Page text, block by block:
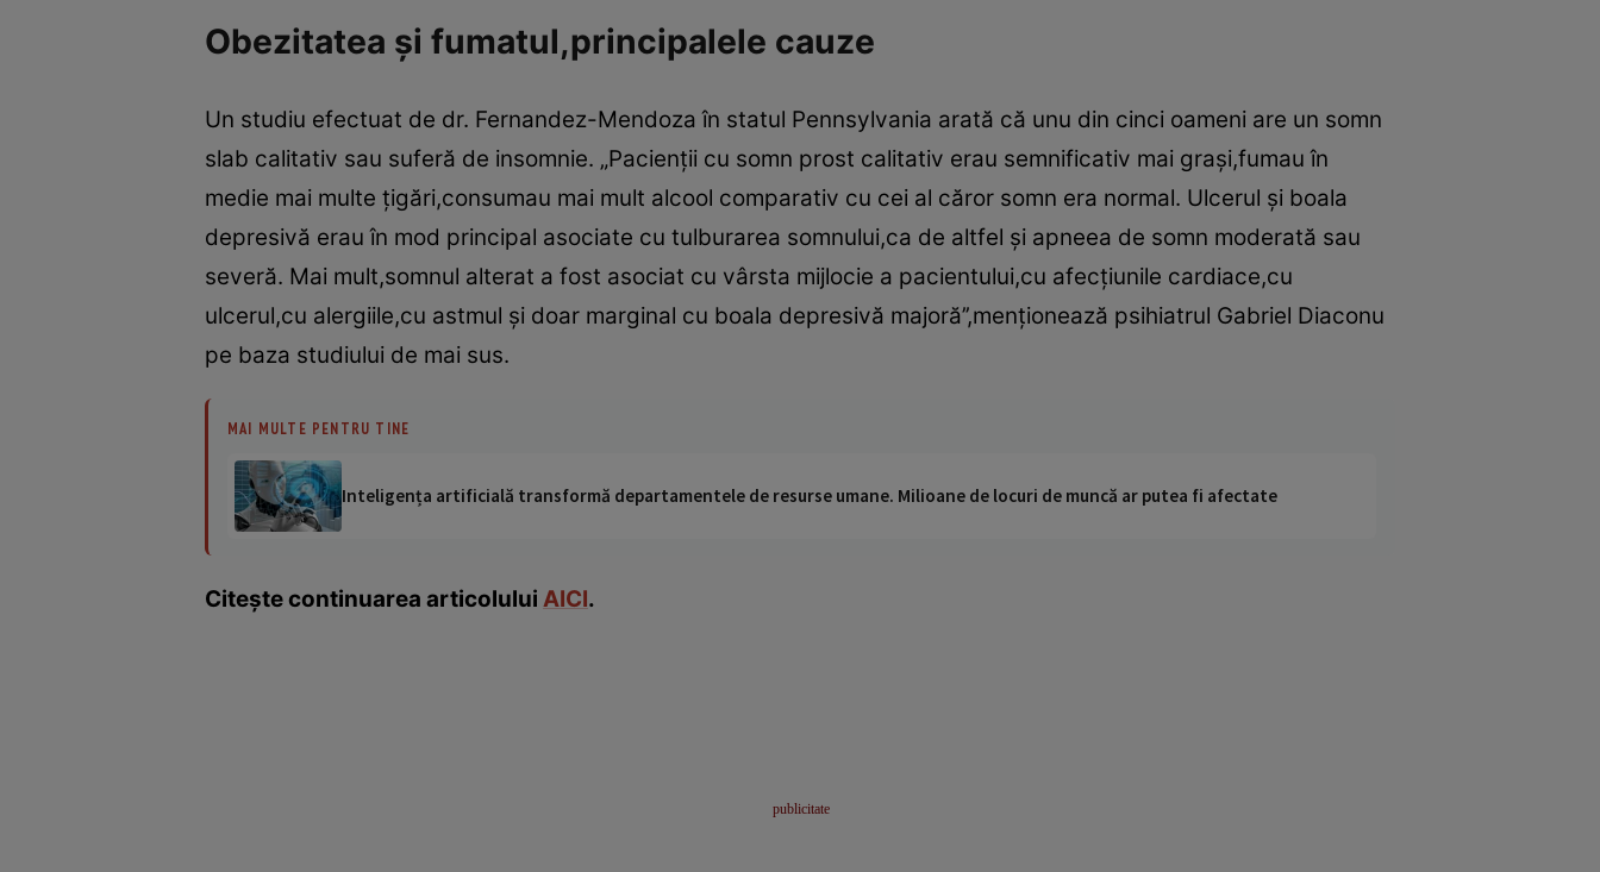
Obezitatea şi fumatul,principalele cauze
Un studiu efectuat de dr. Fernandez-Mendoza în statul Pennsylvania arată că unu din cinci oameni are un somn
slab calitativ sau suferă de insomnie. „Pacienţii cu somn prost calitativ erau semnificativ mai graşi,fumau în
medie mai multe ţigări,consumau mai mult alcool comparativ cu cei al căror somn era normal. Ulcerul şi boala
depresivă erau în mod principal asociate cu tulburarea somnului,ca de altfel şi apneea de somn moderată sau
severă. Mai mult,somnul alterat a fost asociat cu vârsta mijlocie a pacientului,cu afecţiunile cardiace,cu
ulcerul,cu alergiile,cu astmul şi doar marginal cu boala depresivă majoră’’,menţionează psihiatrul Gabriel Diaconu
pe baza studiului de mai sus.
MAI MULTE PENTRU TINE
Inteligența artificială transformă departamentele de resurse umane. Milioane de locuri de muncă ar putea fi afectate
Citeşte continuarea articolului AICI.